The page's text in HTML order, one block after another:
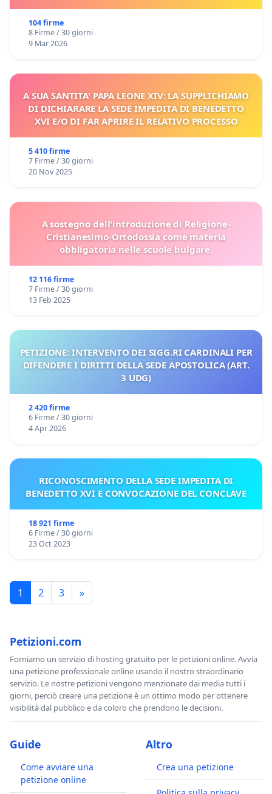
104 firme
8 Firme / 30 giorni
9 Mar 2026
A SUA SANTITA' PAPA LEONE XIV: LA SUPPLICHIAMO
DI DICHIARARE LA SEDE IMPEDITA DI BENEDETTO
XVI E/O DI FAR APRIRE IL RELATIVO PROCESSO
5 410 firme
7 Firme / 30 giorni
20 Nov 2025
A sostegno dell'introduzione di Religione-
Cristianesimo-Ortodossia come materia
obbligatoria nelle scuole bulgare.
12 116 firme
7 Firme / 30 giorni
13 Feb 2025
PETIZIONE: INTERVENTO DEI SIGG.RI CARDINALI PER
DIFENDERE I DIRITTI DELLA SEDE APOSTOLICA (ART.
3 UDG)
2 420 firme
6 Firme / 30 giorni
4 Apr 2026
RICONOSCIMENTO DELLA SEDE IMPEDITA DI
BENEDETTO XVI E CONVOCAZIONE DEL CONCLAVE
18 921 firme
6 Firme / 30 giorni
23 Oct 2023
1 2 3 »
Petizioni.com
Forniamo un servizio di hosting gratuito per le petizioni online. Avvia
una petizione professionale online usando il nostro straordinario
servizio. Le nostre petizioni vengono menzionate dai media tutti i
giorni, perciò creare una petizione è un ottimo modo per ottenere
visibilità dal pubblico e da coloro che prendono le decisioni.
Guide
Come avviare una
petizione online
Altro
Crea una petizione